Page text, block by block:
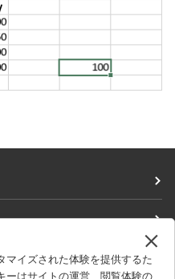
マイズされた体験を提供するた
ーはサイトの運営、閲覧体験の